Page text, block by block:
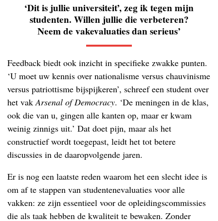
‘Dit is jullie universiteit’, zeg ik tegen mijn
studenten. Willen jullie die verbeteren?
Neem de vakevaluaties dan serieus’
Feedback biedt ook inzicht in specifieke zwakke punten.
‘U moet uw kennis over nationalisme versus chauvinisme
versus patriottisme bijspijkeren’, schreef een student over
het vak Arsenal of Democracy. ‘De meningen in de klas,
ook die van u, gingen alle kanten op, maar er kwam
weinig zinnigs uit.’ Dat doet pijn, maar als het
constructief wordt toegepast, leidt het tot betere
discussies in de daaropvolgende jaren.
Er is nog een laatste reden waarom het een slecht idee is
om af te stappen van studentenevaluaties voor alle
vakken: ze zijn essentieel voor de opleidingscommissies
die als taak hebben de kwaliteit te bewaken. Zonder